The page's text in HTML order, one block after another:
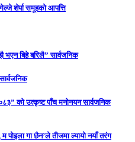
शेर्पा समूहको आपत्ति
भएन बिहे बरिलै” सार्वजनिक
को उत्कृष्ट पाँच मनोनयन सार्वजनिक
म पोइला गा छैन’ले तीजमा ल्यायो नयाँ तरंग